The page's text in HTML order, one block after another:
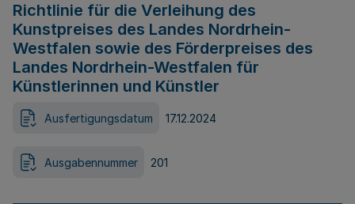
Richtlinie für die Verleihung des
Kunstpreises des Landes Nordrhein-
Westfalen sowie des Förderpreises des
Landes Nordrhein-Westfalen für
Künstlerinnen und Künstler
Ausfertigungsdatum 17.12.2024
Ausgabennummer 201